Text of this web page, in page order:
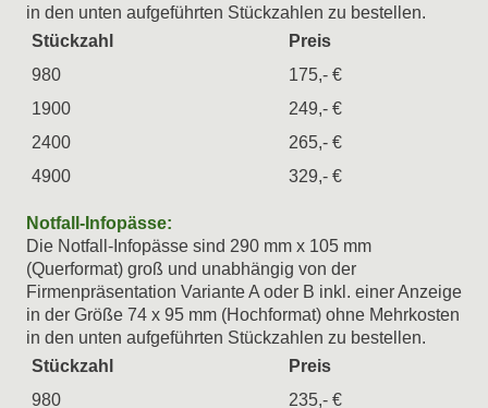
in den unten aufgeführten Stückzahlen zu bestellen.
Stückzahl
Preis
980
175,- €
1900
249,- €
2400
265,- €
4900
329,- €
Notfall-Infopässe:
Die Notfall-Infopässe sind 290 mm x 105 mm
(Querformat) groß und unabhängig von der
Firmenpräsentation Variante A oder B inkl. einer Anzeige
in der Größe 74 x 95 mm (Hochformat) ohne Mehrkosten
in den unten aufgeführten Stückzahlen zu bestellen.
Stückzahl
Preis
980
235,- €